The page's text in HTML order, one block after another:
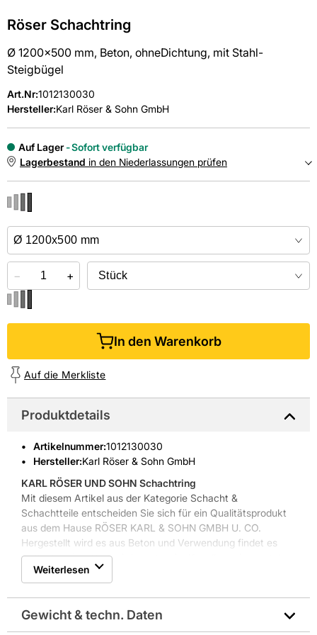
Röser Schachtring
Ø 1200x500 mm, Beton, ohneDichtung, mit Stahl-
Steigbügel
Art.Nr:1012130030
Hersteller:Karl Röser & Sohn GmbH
Auf Lager
Sofort verfügbar
Lagerbestand in den Niederlassungen prüfen
Online kaufen &
− +
In den Warenkorb
Auf die Merkliste
Produktdetails
Artikelnummer:1012130030
Hersteller:Karl Röser & Sohn GmbH
KARL RÖSER UND SOHN Schachtring
Mit diesem Artikel aus der Kategorie Schacht &
Schachtteile entscheiden Sie sich für ein Qualitätsprodukt
aus dem Hause RÖSER KARL & SOHN GMBH U. CO.
Hergestellt wird es aus Beton und Verwendung findet es
Außenbereich. Dort wird es etwa im Kanalbau eingesetzt.
Die Oberfläche ist wasserdicht, begehbar sowie befahrbar.
Die Farbe des Artikels ist Grau. Dank der Muffenverbindung
lässt das Produkt sich ganz unproblematisch mit anderen
Werkstücken verbinden.
Weitere Produkteigenschaften: einläufiger Stahl-Steigbügel
Weiterlesen
Gewicht & techn. Daten